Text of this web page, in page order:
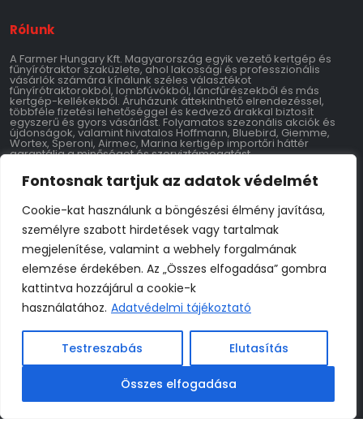
Fontosnak tartjuk az adatok védelmét
Cookie-kat használunk a böngészési élmény javítása,
személyre szabott hirdetések vagy tartalmak
megjelenítése, valamint a webhely forgalmának
elemzése érdekében. Az „Összes elfogadása” gombra
kattintva hozzájárul a cookie-k
használatához. Adatvédelmi tájékoztató
Testreszabás Elutasítás
Összes elfogadása
Rólunk
A Farmer Hungary Kft. Magyarország egyik vezető kertgép és
fűnyírótraktor szaküzlete, ahol lakossági és professzionális
vásárlók számára kínálunk széles választékot
fűnyírótraktorokból, lombfúvókból, láncfűrészekből és más
kertgép-kellékekből. Áruházunk áttekinthető elrendezéssel,
többféle fizetési lehetőséggel és kedvező árakkal biztosít
egyszerű és gyors vásárlást. Folyamatos szezonális akciók és
újdonságok, valamint hivatalos Hoffmann, Bluebird, Giemme,
Wortex, Speroni, Airmec, Marina kertigép importőri háttér
garantálja a minőséget és szerviztámogatást.
Farmer Hungary Kft.
9700 Szombathely 11-es Huszár Út 147
Adószám: 28769534-2-18
Tel: 06-70-795-3769
info@farmerhungary.hu
Nyitvatartás
Kedd: 8:00–17:00
Csütörtök: 8:00–17:00
Szombat: 8:00–17:00